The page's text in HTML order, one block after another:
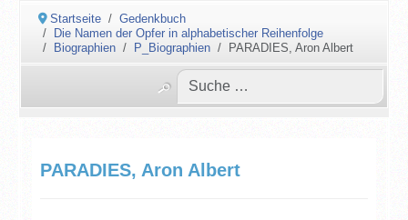
Startseite
Gedenkbuch
Die Namen der Opfer in alphabetischer Reihenfolge
Biographien
P_Biographien PARADIES, Aron Albert
PARADIES, Aron Albert